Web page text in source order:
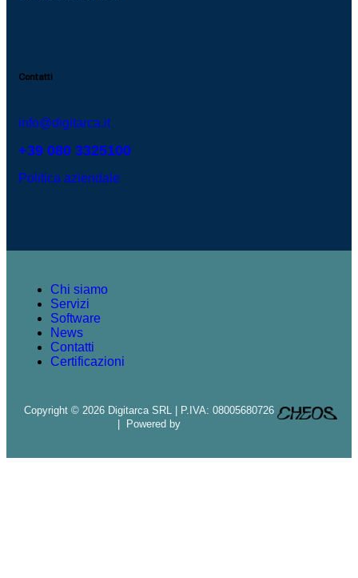
Contatti
info@digitarca.it
+39 080 3325100
Politica aziendale
Chi siamo
Servizi
Software
News
Contatti
Certificazioni
Copyright © 2026 Digitarca SRL | P.IVA: 08005680726
| Powered by